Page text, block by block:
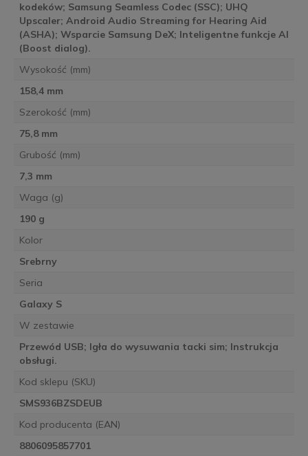
kodeków; Samsung Seamless Codec (SSC); UHQ
Upscaler; Android Audio Streaming for Hearing Aid
(ASHA); Wsparcie Samsung DeX; Inteligentne funkcje AI
(Boost dialog).
Wysokość (mm)
158,4 mm
Szerokość (mm)
75,8 mm
Grubość (mm)
7,3 mm
Waga (g)
190 g
Kolor
Srebrny
Seria
Galaxy S
W zestawie
Przewód USB; Igła do wysuwania tacki sim; Instrukcja
obsługi.
Kod sklepu (SKU)
SMS936BZSDEUB
Kod producenta (EAN)
8806095857701